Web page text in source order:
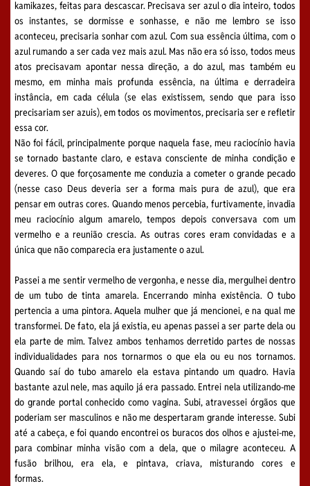
kamikazes, feitas para descascar. Precisava ser azul o dia inteiro, todos
os instantes, se dormisse e sonhasse, e não me lembro se isso
aconteceu, precisaria sonhar com azul. Com sua essência última, com o
azul rumando a ser cada vez mais azul. Mas não era só isso, todos meus
atos precisavam apontar nessa direção, a do azul, mas também eu
mesmo, em minha mais profunda essência, na última e derradeira
instância, em cada célula (se elas existissem, sendo que para isso
precisariam ser azuis), em todos os movimentos, precisaria ser e refletir
essa cor.
Não foi fácil, principalmente porque naquela fase, meu raciocínio havia
se tornado bastante claro, e estava consciente de minha condição e
deveres. O que forçosamente me conduzia a cometer o grande pecado
(nesse caso Deus deveria ser a forma mais pura de azul), que era
pensar em outras cores. Quando menos percebia, furtivamente, invadia
meu raciocínio algum amarelo, tempos depois conversava com um
vermelho e a reunião crescia. As outras cores eram convidadas e a
única que não comparecia era justamente o azul.
Passei a me sentir vermelho de vergonha, e nesse dia, mergulhei dentro
de um tubo de tinta amarela. Encerrando minha existência. O tubo
pertencia a uma pintora. Aquela mulher que já mencionei, e na qual me
transformei. De fato, ela já existia, eu apenas passei a ser parte dela ou
ela parte de mim. Talvez ambos tenhamos derretido partes de nossas
individualidades para nos tornarmos o que ela ou eu nos tornamos.
Quando saí do tubo amarelo ela estava pintando um quadro. Havia
bastante azul nele, mas aquilo já era passado. Entrei nela utilizando-me
do grande portal conhecido como vagina. Subi, atravessei órgãos que
poderiam ser masculinos e não me despertaram grande interesse. Subi
até a cabeça, e foi quando encontrei os buracos dos olhos e ajustei-me,
para combinar minha visão com a dela, que o milagre aconteceu. A
fusão brilhou, era ela, e pintava, criava, misturando cores e
formas.